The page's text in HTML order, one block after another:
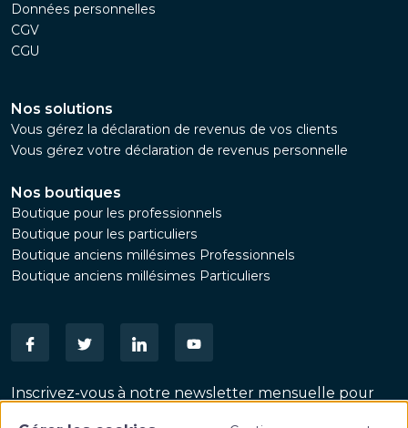
Données personnelles
CGV
CGU
Nos solutions
Vous gérez la déclaration de revenus de vos clients
Vous gérez votre déclaration de revenus personnelle
Nos boutiques
Boutique pour les professionnels
Boutique pour les particuliers
Boutique anciens millésimes Professionnels
Boutique anciens millésimes Particuliers
Inscrivez-vous à notre newsletter mensuelle pour